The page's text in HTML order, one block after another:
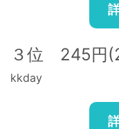
３位 245円
kkday